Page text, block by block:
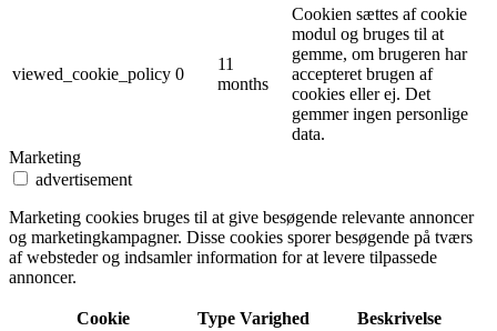
viewed_cookie_policy 0
11
months
Cookien sættes af cookie
modul og bruges til at
gemme, om brugeren har
accepteret brugen af ​​
cookies eller ej. Det
gemmer ingen personlige
data.
Marketing
advertisement
Marketing cookies bruges til at give besøgende relevante annoncer
og marketingkampagner. Disse cookies sporer besøgende på tværs
af websteder og indsamler information for at levere tilpassede
annoncer.
Cookie Type Varighed Beskrivelse